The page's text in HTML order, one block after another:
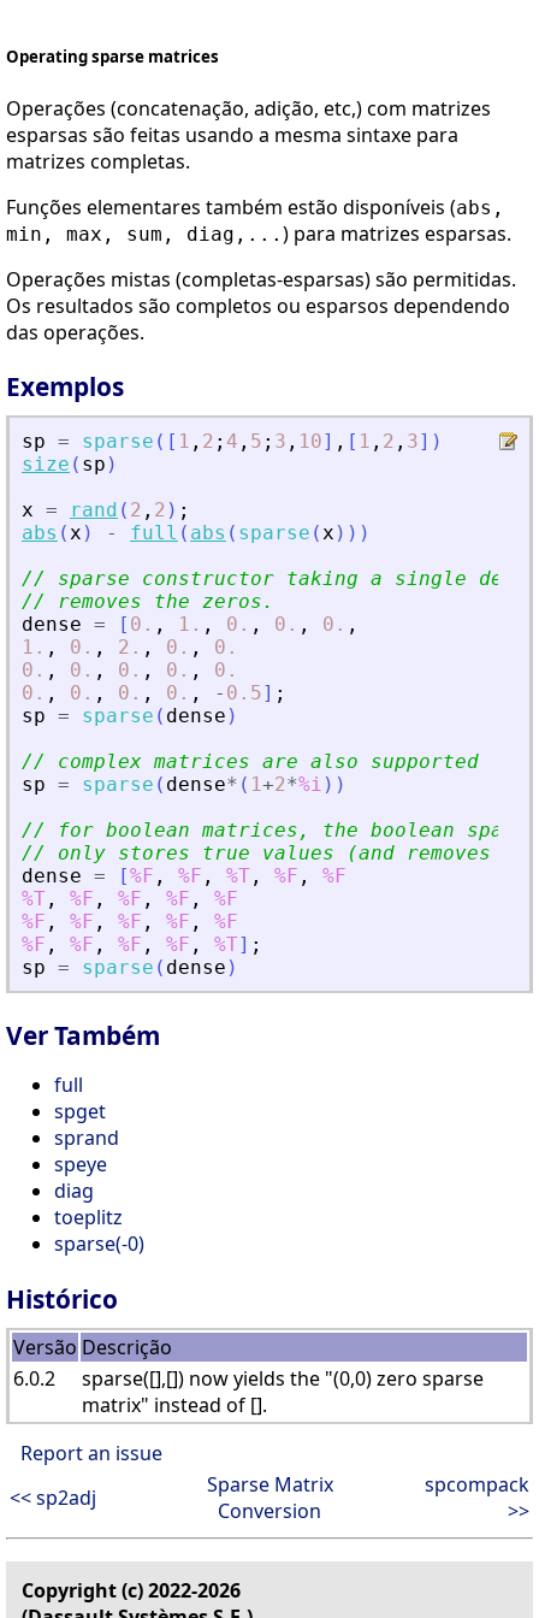
Operating sparse matrices
Operações (concatenação, adição, etc,) com matrizes
esparsas são feitas usando a mesma sintaxe para
matrizes completas.
Funções elementares também estão disponíveis (abs,
min, max, sum, diag,... ) para matrizes esparsas.
Operações mistas (completas-esparsas) são permitidas.
Os resultados são completos ou esparsos dependendo
das operações.
Exemplos
sp = sparse ( [ 1 , 2 ; 4 , 5 ; 3 , 10] , [ 1 , 2 , 3] )
size ( sp )
x = rand ( 2 , 2 ) ;
abs (x ) - full ( abs ( sparse (x ) ) )
// sparse constructor taking a single
// removes the zeros.
dense = [ 0. , 1. , 0. , 0. , 0. ,
1. , 0. , 2. , 0. ,
0.
0. , 0. , 0. , 0. ,
0.
0. , 0. , 0. , 0. , - 0.5] ;
sp = sparse ( dense )
// complex matrices are also supported
sp = sparse ( dense* ( 1+2*%i ) )
// for boolean matrices, the boolean
// only stores true values (and removes
dense = [%F , %F , %T , %F ,
%F
%T , %F , %F , %F ,
%F
%F , %F , %F , %F ,
%F
%F , %F , %F , %F , %T] ;
sp = sparse ( dense )
Ver Também
full
spget
sprand
speye
diag
toeplitz
sparse(-0)
Histórico
Versão Descrição
6.0.2
sparse([],[]) now yields the "(0,0) zero sparse
matrix" instead of [].
Report an issue
<< sp2adj
Sparse Matrix
Conversion
spcompack
>>
Copyright (c) 2022-2026